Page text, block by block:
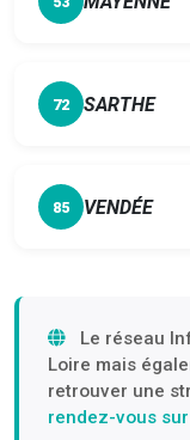
72 SARTHE
85 VENDÉE
Le réseau
Loire mais
retrouver une
rendez-vous